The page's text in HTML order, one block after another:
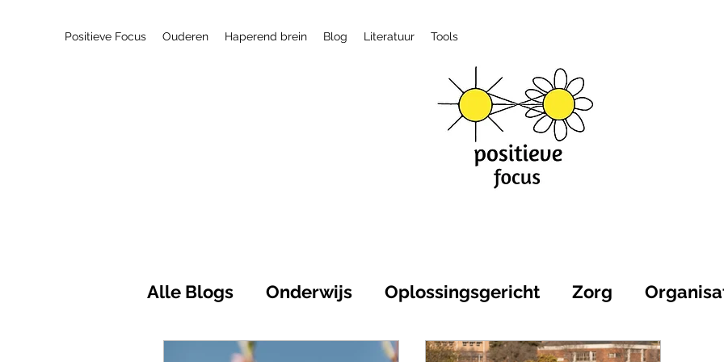
Positieve Focus Ouderen Haperend brein Blog Literatuur Tools
Alle Blogs Onderwijs Oplossingsgericht Zorg
Maatschappij Positieve gezondheid